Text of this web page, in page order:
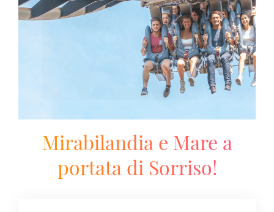
Mirabilandia e Mare a
portata di Sorriso!